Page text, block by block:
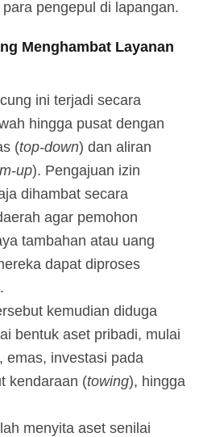
pengepul di lapangan.
Menghambat Layanan
ini terjadi secara
hingga pusat dengan
(top-down) dan aliran
up). Pengajuan izin
dihambat secara
agar pemohon
tambahan atau uang
dapat diproses
kemudian diduga
bentuk aset pribadi, mulai
emas, investasi pada
kendaraan (towing), hingga
menyita aset senilai